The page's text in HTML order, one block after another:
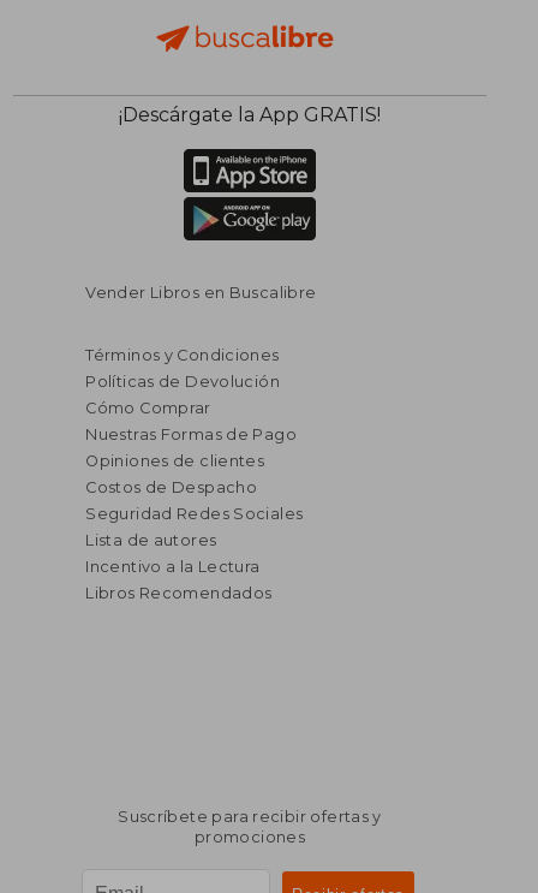
¡Descárgate la App GRATIS!
Vender Libros en Buscalibre
Términos y Condiciones
Políticas de Devolución
Cómo Comprar
Nuestras Formas de Pago
Opiniones de clientes
Costos de Despacho
Seguridad Redes Sociales
Lista de autores
Incentivo a la Lectura
Libros Recomendados
Suscríbete para recibir ofertas y
promociones